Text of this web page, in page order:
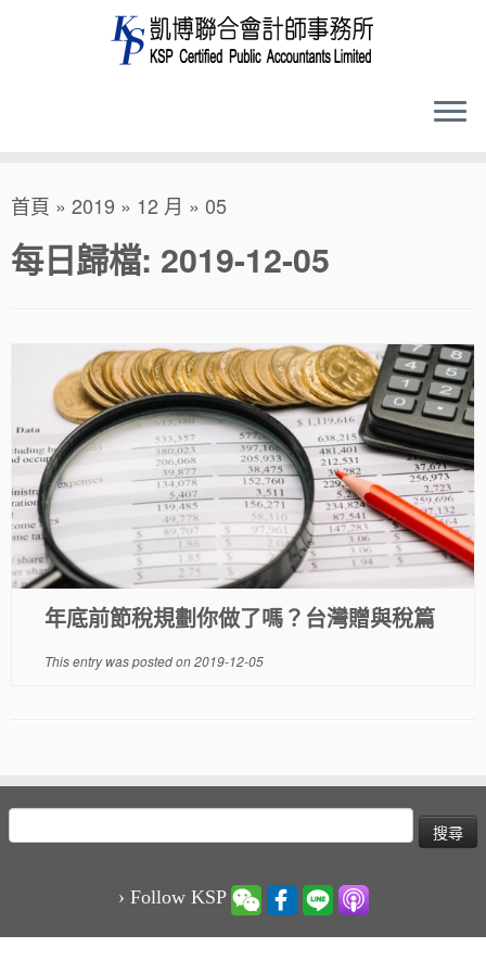
to
content
首頁 » 2019 » 12 月 » 05
每日歸檔: 2019-12-05
年底前節稅規劃你做了嗎？台灣贈與稅篇
This entry was posted on2019-12-05
尋
› Follow KSP